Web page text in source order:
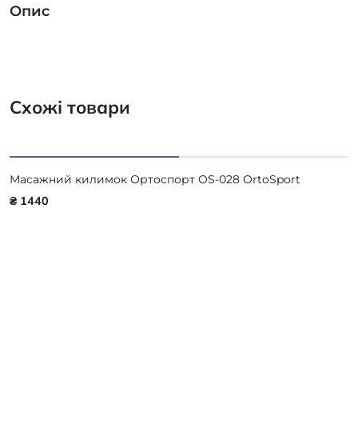
Опис
Схожі товари
Масажний килимок Ортоспорт OS-028 OrtoSport
₴ 1440